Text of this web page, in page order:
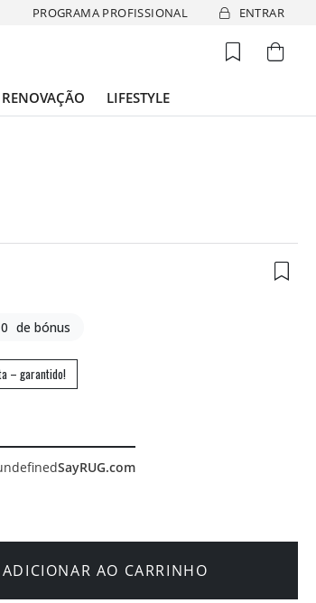
PROGRAMA PROFISSIONAL ENTRAR
LIFESTYLE
de bónus
– garantido!
SayRUG.com
ADICIONAR AO CARRINHO